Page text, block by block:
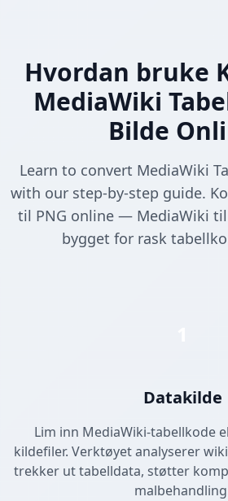
Hvordan bruke
MediaWiki
Bilde
Learn to convert MediaWiki
with our step-by-step guide.
til PNG online — MediaWiki
bygget for rask
Datakilde
Lim inn MediaWiki-tabellkode
kildefiler. Verktøyet analyserer
trekker ut tabelldata, støtter